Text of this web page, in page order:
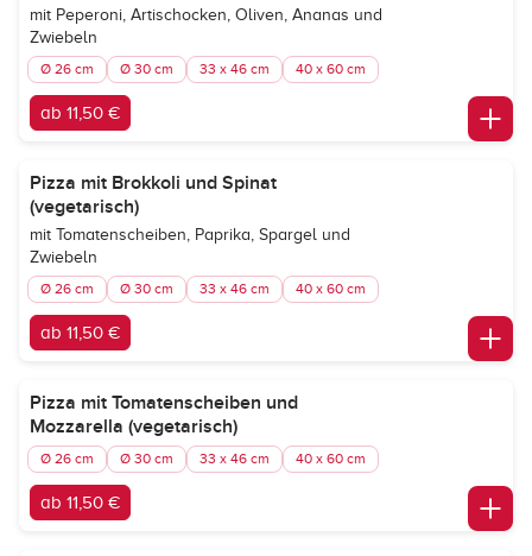
mit Peperoni, Artischocken, Oliven, Ananas und
Zwiebeln
Ø 26 cm Ø 30 cm 33 x 46 cm 40 x 60 cm
ab 11,50 €
Pizza mit Brokkoli und Spinat
(vegetarisch)
mit Tomatenscheiben, Paprika, Spargel und
Zwiebeln
Ø 26 cm Ø 30 cm 33 x 46 cm 40 x 60 cm
ab 11,50 €
Pizza mit Tomatenscheiben und
Mozzarella (vegetarisch)
Ø 26 cm Ø 30 cm 33 x 46 cm 40 x 60 cm
ab 11,50 €